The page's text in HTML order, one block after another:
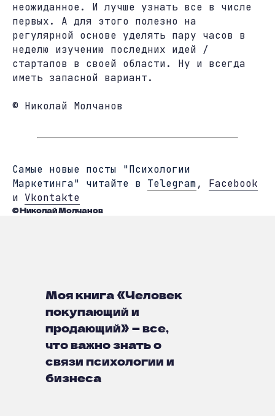
неожиданное. И лучше узнать все в числе
первых. А для этого полезно на
регулярной основе уделять пару часов в
неделю изучению последних идей /
стартапов в своей области. Ну и всегда
иметь запасной вариант.
© Николай Молчанов
Cамые новые посты "Психологии
Маркетинга" читайте в Telegram, Facebook
и Vkontakte
© Николай Молчанов
Моя книга «Человек
покупающий и
продающий» — все,
что важно знать о
связи психологии и
бизнеса